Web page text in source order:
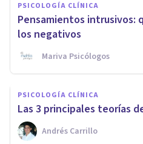
PSICOLOGÍA CLÍNICA
Pensamientos intrusivos:
los negativos
Mariva Psicólogos
PSICOLOGÍA CLÍNICA
Las 3 principales teorías
Andrés Carrillo
¿Puede la
dolores